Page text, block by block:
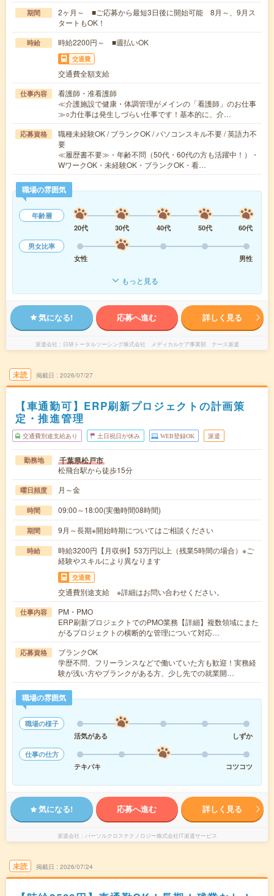
期間
2ヶ月～ ■ご応募から最短3日後に開始可能 8月～、9月ス
タートもOK！
時給 時給2200円～ ■週払いOK
交通費
交通費全額支給
仕事内容
看護師・准看護師
≪介護施設で健康・体調管理がメインの「看護師」のお仕事
≫○力仕事は発生しづらい仕事です！基本的に、介…
応募資格
職種未経験OK / ブランクOK / パソコンスキル不要 / 英語力不
要
≪履歴書不要≫・年齢不問（50代・60代の方も活躍中！）・
WワークOK・未経験OK・ブランクOK・看…
職場の雰囲気
年齢層
20代
30代 40代 50代
60代
男女比率
女性
男性
もっと見る
気になる! 応募へ進む 詳しく見る
派遣会社 日研トータルソーシング株式会社 メディカルケア事業部 ナース派遣
未読 掲載日 2026/07/27
【車通勤可】ERP刷新プロジェクトの計画策
定・推進管理
交通費別途支給あり 土日祝日が休み WEB登録OK 派遣
勤務地 千葉県松戸市
松飛台駅から徒歩15分
曜日頻度 月～金
時間 09:00～18:00(実働時間08時間)
期間 9月～長期※開始時期についてはご相談ください
時給
時給3200円【月収例】53万円以上（残業5時間の場合）※ご
経験やスキルにより異なります
交通費
交通費別途支給 ※詳細はお問い合わせください。
仕事内容
PM・PMO
ERP刷新プロジェクトでのPMO業務【詳細】複数領域にまた
がるプロジェクトの横断的な管理について対応…
応募資格
ブランクOK
学歴不問、フリーランスなどで働いていた方も歓迎！実務経
験が浅い方やブランクがある方、少し先での就業開…
職場の雰囲気
職場の様子
活気がある
しずか
仕事の仕方
テキパキ
コツコツ
気になる! 応募へ進む 詳しく見る
派遣会社 パーソルクロステクノロジー株式会社IT派遣サービス
未読 掲載日 2026/07/24